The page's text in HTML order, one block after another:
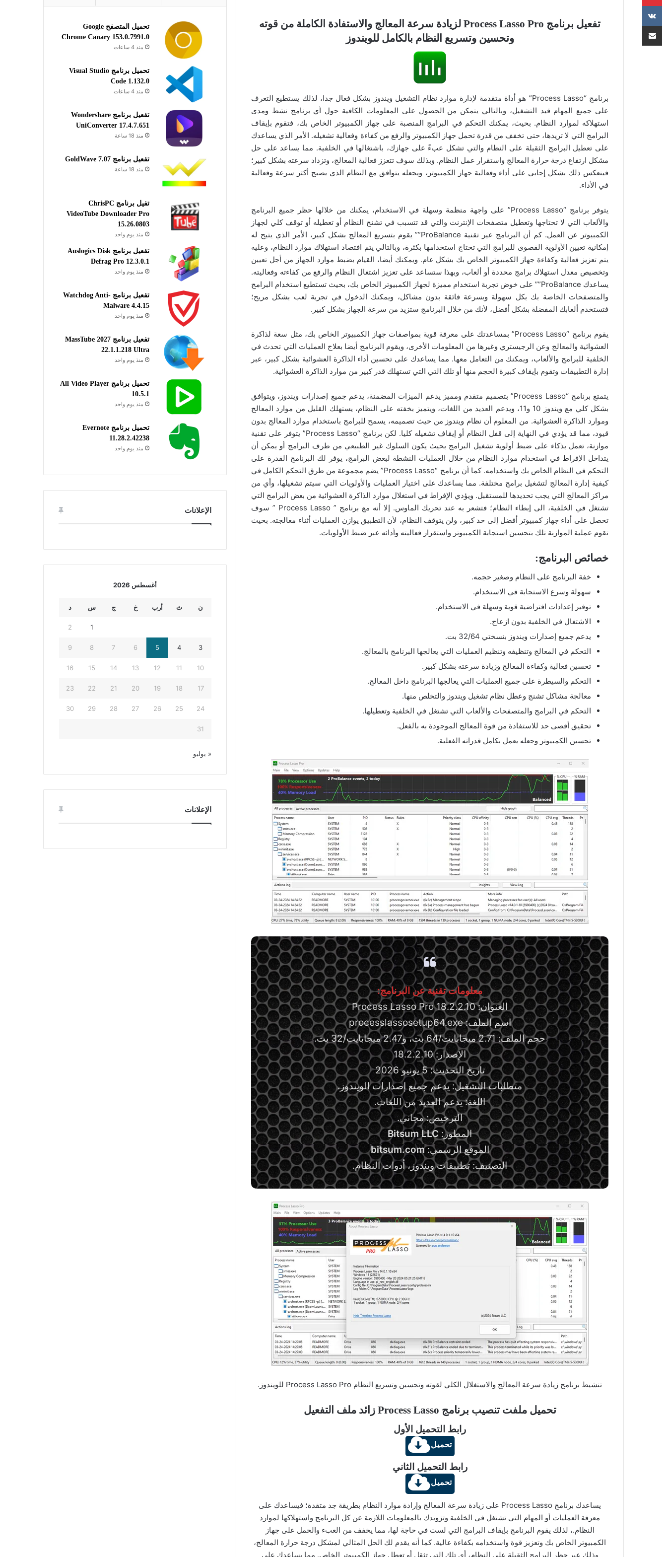
تفعيل برنامج Process Lasso Pro لزيادة سرعة المعالج والاستفادة الكاملة من قوته
وتحسين وتسريع النظام بالكامل للويندوز
برنامج “Process Lasso” هو أداة متقدمة لإدارة موارد نظام التشغيل ويندوز بشكل فعال جدا، لذلك يستطيع التعرف
على جميع المهام قيد التشغيل، وبالتالي يتمكن من الحصول على المعلومات الكافية حول أي برنامج نشط ومدى
استهلاكه لموارد النظام. بحيث، يمكنك التحكم في البرامج المنصبة على جهاز الكمبيوتر الخاص بك، فتقوم بإيقاف
البرامج التي لا تريدها، حتى تخفف من قدرة تحمل جهاز الكمبيوتر والرفع من كفاءة وفعالية تشغيله. الأمر الذي يساعدك
على تعطيل البرامج الثقيلة على النظام والتي تشكل عبءً على جهازك، باشتغالها في الخلفية. مما يساعد على حل
مشكل ارتفاع درجة حرارة المعالج واستقرار عمل النظام. وبذلك سوف تتعزز فعالية المعالج، وتزداد سرعته بشكل كبير؛
فينعكس ذلك بشكل إجابي على أداء وفعالية جهاز الكمبيوتر، ويجعله يتوافق مع النظام الذي يصبح أكثر سرعة وفعالية
في الأداء.
يتوفر برنامج “Process Lasso” على واجهة منظمة وسهلة في الاستخدام، يمكنك من خلالها حظر جميع البرنامج
والألعاب التي لا تحتاجها وتعطيل متصفحات الإنترنت والتي قد تتسبب في تشنج النظام أو تعطيله أو توقف كلي لجهاز
الكمبيوتر عن العمل. كم أن البرنامج عير تقنية ProBalance”” يقوم بتسريع المعالج بشكل كبير، الأمر الذي يتيح له
إمكانية تعيين الأولوية القصوى للبرامج التي تحتاج استخدامها بكثرة، وبالتالي يتم افتصاد استهلاك موارد النظام، وعليه
يتم تعزيز فعالية وكفاءة جهاز الكمبيوتر الخاص بك بشكل عام. ويمكنك أيضا، القيام بضبط موارد الجهاز من أجل تعيين
وتخصيص معدل استهلاك برامج محددة أو ألعاب، وبهذا ستساعد على تعزيز اشتغال النظام والرفع من كفاءته وفعاليته.
يساعدك ProBalance”” على خوض تجربة استخدام مميزة لجهاز الكمبيوتر الخاص بك، بحيث تستطيع استخدام البرامج
والمتصفحات الخاصة بك بكل سهولة وبسرعة فائقة بدون مشاكل، ويمكنك الدخول في تجربة لعب بشكل مريح؛
فتستخدم ألعابك المفضلة بشكل أفضل، لأنك من خلال البرنامج ستزيد من سرعة الجهاز بشكل كبير.
يقوم برنامج “Process Lasso” بمساعدتك على معرفة قوية بمواصفات جهاز الكمبيوتر الخاص بك، مثل سعة لذاكرة
العشوائية والمعالج وعن الرجيستري وغيرها من المعلومات الأخرى، ويقوم البرنامج أيضا بعلاج العمليات التي تحدث في
الخلفية للبرامج والألعاب، ويمكنك من التعامل معها. مما يساعدك على تحسين أداء الذاكرة العشوائية بشكل كبير، عبر
إدارة التطبيقات وتقوم بإيقاف كبيرة الحجم منها أو تلك التي التي تستهلك قدر كبير من موارد الذاكرة العشوائية.
يتمتع برنامج “Process Lasso” بتصميم متقدم ومميز يدعم الميزات المضمنة، يدعم جميع إصدارات ويندوز، ويتوافق
بشكل كلي مع ويندوز 10 و11، ويدعم العديد من اللغات، ويتميز بخفته على النظام، يستهلك القليل من موارد المعالج
وموارد الذاكرة العشوائية. من المعلوم أن نظام ويندوز من حيث تصميمه، يسمح للبرامج باستخدام موارد المعالج بدون
قيود، مما قد يؤدي في النهاية إلى قفل النظام أو إيقاف تشغيله كليا. لكن برنامج “Process Lasso” يتوفر على تقنية
موازنة، تعمل بذكاء على ضبط أولوية تشغيل البرامج بحيث يكون السلوك غير الطبيعي من طرف البرامج أو يمكن أن
يتداخل الإفراط في استخدام موارد النظام من خلال العمليات النشطة لبعض البرامج، يوفر لك البرنامج القدرة على
التحكم في النظام الخاص بك واستخدامه. كما أن برنامج “Process Lasso” يضم مجموعة من طرق التحكم الكامل في
كيفية إدارة المعالج لتشغيل برامج مختلفة. مما يساعدك على اختيار العمليات والأولويات التي سيتم تشغيلها، وأي من
مراكز المعالج التي يجب تحديدها للمستقبل. ويؤدي الإفراط في استغلال موارد الذاكرة العشوائية من بعض البرامج التي
تشتغل في الخلفية، الى إبطاء النظام؛ فتشعر به عند تحريك الماوس. إلا أنه مع برنامج ” Process Lasso ” سوف
تحصل على أداء جهاز كمبيوتر أفضل إلى حد كبير، ولن يتوقف النظام، لأن التطبيق يوازن العمليات أثناء معالجته. بحيث
تقوم عملية الموازنة تلك بتحسين استجابة الكمبيوتر واستقرار فعاليته وأدائه عبر ضبط الأولويات.
خصائص البرنامج:
خفة البرنامج على النظام وصغير حجمه.
سهولة وسرع الاستجابة في الاستخدام.
توفير إعدادات افتراضية قوية وسهلة في الاستخدام.
الاشتغال في الخلفية بدون ازعاج.
يدعم جميع إصدارات ويندوز بنسختي 32/64 بت.
التحكم في المعالج وتنظيفه وتنظيم العمليات التي يعالجها البرنامج بالمعالج.
تحسين فعالية وكفاءة المعالج وزيادة سرعته بشكل كبير.
التحكم والسيطرة على جميع العمليات التي يعالجها البرنامج داخل المعالج.
معالجة مشاكل تشنج وعطل نظام تشغيل ويندوز والتخلص منها.
التحكم في البرامج والمتصفحات والألعاب التي تشتغل في الخلفية وتعطيلها.
تحقيق أقصى حد للاستفادة من قوة المعالج الموجودة به بالفعل.
تحسين الكمبيوتر وجعله يعمل بكامل قدراته الفعلية.
معلومات تقنية عن البرنامج:
العنوان: Process Lasso Pro 18.2.2.10
اسم الملف: processlassosetup64.exe
حجم الملف: 2.71 ميجابايت/64 بت، و2.47 ميجابايت/32 بت.
الإصدار: 18.2.2.10
تاريخ التحديث: 5 يونيو 2026
متطلبات التشغيل: يدعم جميع إصدارات الويندوز.
اللغة: يدعم العديد من اللغات.
الترخيص: مجاني.
المطور:Bitsum LLC
الموقع الرسمي:bitsum.com
التصنيف: تطبيقات ويندوز، أدوات النظام.
تنشيط برنامج زيادة سرعة المعالج والاستغلال الكلي لقوته وتحسين وتسريع النظام Process Lasso Pro للويندوز.
تحميل ملفت تنصيب برنامج Process Lasso زائد ملف التفعيل
رابط التحميل الأول
تحميل
رابط التحميل الثاني
تحميل
يساعدك برنامج Process Lasso على زيادة سرعة المعالج وإرادة موارد النظام بطريقة جد متقدة؛ فيساعدك على
معرفة العمليات أو المهام التي تشتغل في الخلفية وتزويدك بالمعلومات اللازمة عن كل البرنامج واستهلاكها لموارد
النظام.، لذلك يقوم البرنامج بإيقاف البرامج التي لست في حاجة لها، مما يخفف من العبء والحمل على جهاز
الكمبيوتر الخاص بك وتعزيز قوة واستخدامه بكفاءة عالية. كما أنه يقدم لك الحل المثالي لمشكل درجة حرارة المعالج،
وذلك عبر حظر البرامج الثقيلة على النظام، أي تلك التي تثقل أو تعطل جهاز الكمبيوتر الخاص. مما يساعدك على
تحميل المتصفح Google
Chrome Canary 153.0.7991.0
منذ 4 ساعات
تحميل برنامج Visual Studio
Code 1.132.0
منذ 4 ساعات
تفعيل برنامج Wondershare
UniConverter 17.4.7.651
منذ 18 ساعة
تفعيل برنامج GoldWave 7.07
منذ 18 ساعة
تفيل برنامج ChrisPC
VideoTube Downloader Pro
15.26.0803
منذ يوم واحد
تفعيل برنامج Auslogics Disk
Defrag Pro 12.3.0.1
منذ يوم واحد
تفعيل برنامج Watchdog Anti-
Malware 4.4.15
منذ يوم واحد
تفعيل برنامج MassTube 2027
22.1.1.218 Ultra
منذ يوم واحد
تحميل برنامج All Video Player
10.5.1
منذ يوم واحد
تحميل برنامج Evernote
11.28.2.42238
منذ يوم واحد
الإعلانات
أغسطس 2026
ن ث أرب خ ج س د
1
2
3
4
5
6
7
8
9
10
11
12
13
14
15
16
17
18
19
20
21
22
23
24
25
26
27
28
29
30
31
« يوليو
الإعلانات
مشاركة عبر البريد